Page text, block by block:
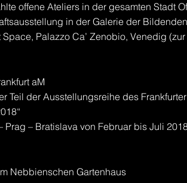
offene Ateliers in der gesamten Stadt
in der Galerie der
Space, Palazzo Ca’ Zenobio, Venedig
aM
Teil der Ausstellungsreihe des
Prag – Bratislava von Februar bis Juli
Nebbienschen Gartenhaus